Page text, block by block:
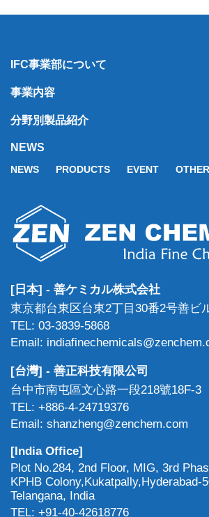
IFC事業部について
事業内容
分野別製品紹介
NEWS
NEWS PRODUCTS EVENT OTHER
[日本] - 善ケミカル株式会社
東京都台東区台東2丁目30番2号善ビ
TEL: 03-3839-5868
Email:
[台灣] - 善正科技有限公司
台中市南屯區文心路一段218號18F-3
TEL: +886-4-24719376
Email: shanzheng@zenchem.com
[India Office]
Plot No.284, 2nd Floor, MIG, 3rd
KPHB Colony,Kukatpally,Hyderabad-
Telangana, India
TEL: +91-40-42618776